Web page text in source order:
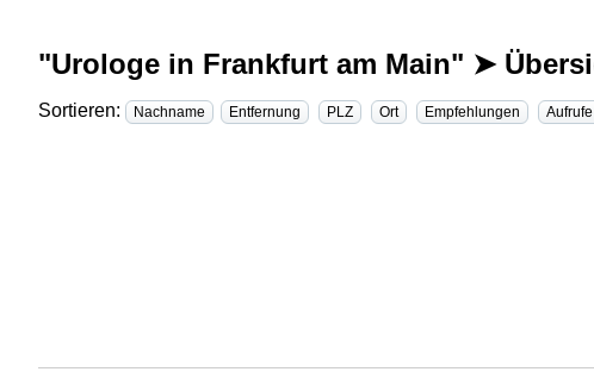
"Urologe in Frankfurt am Main" ➤
Sortieren: Nachname Entfernung PLZ Ort Empfehlungen Aufrufe